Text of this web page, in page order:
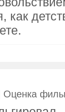
Оценка